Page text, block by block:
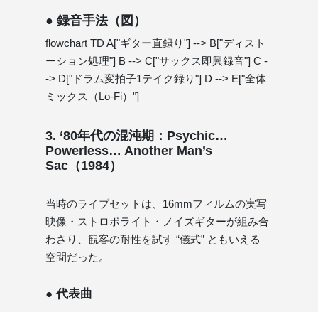
● 録音手法（図）
flowchart TD A["ギター直録り"] --> B["ディスト
ーション処理"] B --> C["サックス即興録音"] C -
-> D["ドラム変拍子1テイク録り"] D --> E["全体
ミックス（Lo-Fi）"]
3. ‘80年代の混沌期：Psychic…
Powerless… Another Man’s
Sac（1984）
当時のライブセットは、16mmフィルムの実写
映像・ストロボライト・ノイズギターが組み合
わさり、観客の耐性を試す “儀式” ともいえる
空間だった。
● 代表曲